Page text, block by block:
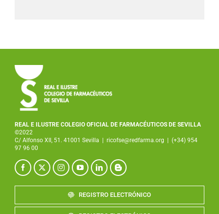
REAL E ILUSTRE COLEGIO OFICIAL DE FARMACÉUTICOS DE SEVILLA
©2022
C/ Alfonso XII, 51. 41001 Sevilla
ricofse@redfarma.org
(+34) 954
97 96 00
REGISTRO ELECTRÓNICO